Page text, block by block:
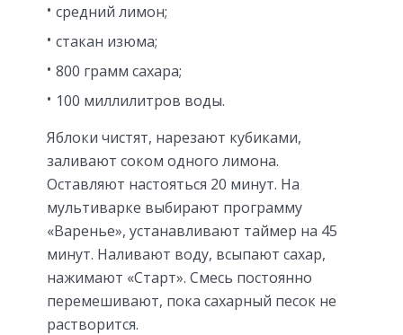
средний лимон;
стакан изюма;
800 грамм сахара;
100 миллилитров воды.
Яблоки чистят, нарезают кубиками,
заливают соком одного лимона.
Оставляют настояться 20 минут. На
мультиварке выбирают программу
«Варенье», устанавливают таймер на 45
минут. Наливают воду, всыпают сахар,
нажимают «Старт». Смесь постоянно
перемешивают, пока сахарный песок не
растворится.